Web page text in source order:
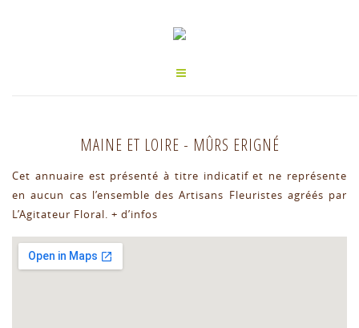
MAINE ET LOIRE - MÛRS ERIGNÉ
Cet annuaire est présenté à titre indicatif et ne représente
en aucun cas l’ensemble des Artisans Fleuristes agréés par
L’Agitateur Floral. + d’infos